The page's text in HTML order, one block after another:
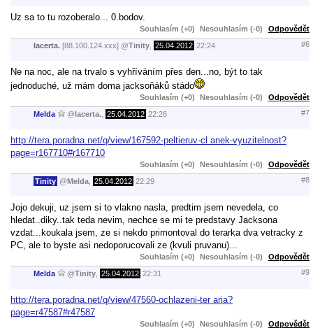
Uz sa to tu rozoberalo... 0.bodov.
Souhlasím (+0) Nesouhlasím (-0) Odpovědět
lacerta. [88.100.124.xxx] @Tinity 25.04.2012 22:24 #6
Ne na noc, ale na trvalo s vyhříváním přes den...no, být to tak
jednoduché, už mám doma jacksoňáků stádo
Souhlasím (+0) Nesouhlasím (-0) Odpovědět
Melda @lacerta. 25.04.2012 22:26 #7
http://tera.poradna.net/q/view/167592-peltieruv-cl anek-vyuzitelnost?
page=r167710#r167710
Souhlasím (+0) Nesouhlasím (-0) Odpovědět
Tinity @Melda 25.04.2012 22:29 #8
Jojo dekuji, uz jsem si to vlakno nasla, predtim jsem nevedela, co
hledat..diky..tak teda nevim, nechce se mi te predstavy Jacksona
vzdat...koukala jsem, ze si nekdo primontoval do terarka dva vetracky z
PC, ale to byste asi nedoporucovali ze (kvuli pruvanu)...
Souhlasím (+0) Nesouhlasím (-0) Odpovědět
Melda @Tinity 25.04.2012 22:31 #9
http://tera.poradna.net/q/view/47560-ochlazeni-ter aria?
page=r47587#r47587
Souhlasím (+0) Nesouhlasím (-0) Odpovědět